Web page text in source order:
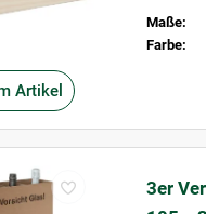
Artikel
Maße:
Farbe:
3er